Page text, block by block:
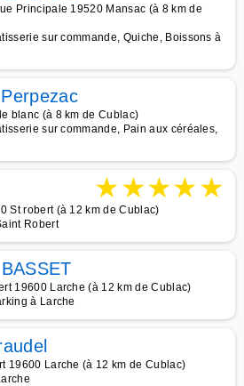
Principale 19520 Mansac (à 8 km de
sur commande, Quiche, Boissons à
blanc (à 8 km de Cublac)
sur commande, Pain aux céréales,
★★★★★
St robert (à 12 km de Cublac)
Robert
19600 Larche (à 12 km de Cublac)
à Larche
19600 Larche (à 12 km de Cublac)